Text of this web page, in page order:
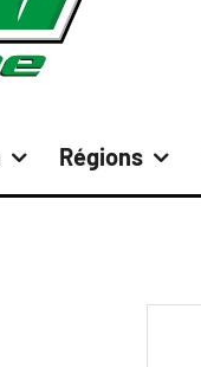
Régions